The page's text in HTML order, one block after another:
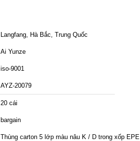
Langfang, Hà Bắc, Trung Quốc
Ai Yunze
iso-9001
AYZ-20079
20 cái
bargain
Thùng carton 5 lớp màu nâu K / D trong xốp EPE